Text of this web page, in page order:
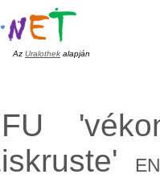
Az Uralothek alapján
FU '
' en